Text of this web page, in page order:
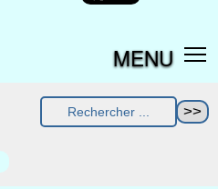
MENU